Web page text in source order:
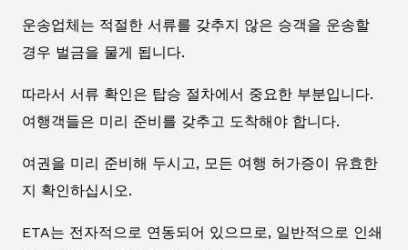
운송업체는 적절한 서류를 갖추지 않은 승객을 운송할
경우 벌금을 물게 됩니다.
따라서 서류 확인은 탑승 절차에서 중요한 부분입니다.
여행객들은 미리 준비를 갖추고 도착해야 합니다.
여권을 미리 준비해 두시고, 모든 여행 허가증이 유효한
지 확인하십시오.
ETA는 전자적으로 연동되어 있으므로, 일반적으로 인쇄